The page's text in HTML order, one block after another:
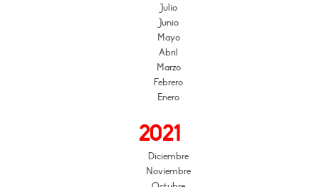
Julio
Junio
Mayo
Abril
Marzo
Febrero
Enero
2021
Diciembre
Noviembre